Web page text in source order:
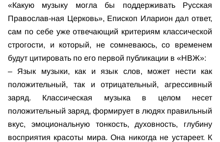
«Какую музыку могла бы поддерживать Русская
Православ-ная Церковь», Епископ Иларион дал ответ,
сам по себе уже отвечающий критериям классической
строгости, и который, не сомневаюсь, со временем
будут цитировать по его первой публикации в «НВЖ»:
– Язык музыки, как и язык слов, может нести как
положительный, так и отрицательный, агрессивный
заряд. Классическая музыка в целом несет
положительный заряд, формирует в людях правильный
вкус, эмоциональную тонкость, духовность, глубину
восприятия красоты мира. Она никогда не устареет. К